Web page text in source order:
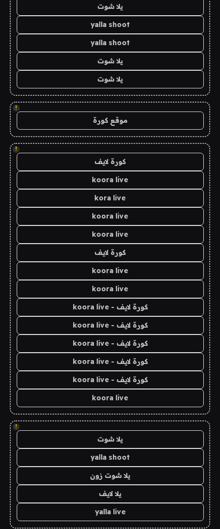
يلا شوت
yalla shoot
yalla shoot
يلا شوت
يلا شوت
!
موقع كورة
!
كورة لايف
koora live
kora live
koora live
koora live
كورة لايف
koora live
koora live
كورة لايف - koora live
كورة لايف - koora live
كورة لايف - koora live
كورة لايف - koora live
كورة لايف - koora live
koora live
!
يلا شوت
yalla shoot
يلا شوت زون
يلا لايف
yalla live